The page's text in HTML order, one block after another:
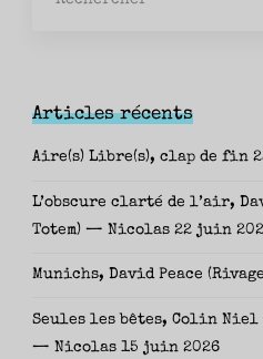
Articles récents
Aire(s) Libre(s), clap de fin
L’obscure clarté de l’air,
Totem) — Nicolas 22 juin
Munichs, David Peace
Seules les bêtes, Colin Niel
— Nicolas 15 juin 2026